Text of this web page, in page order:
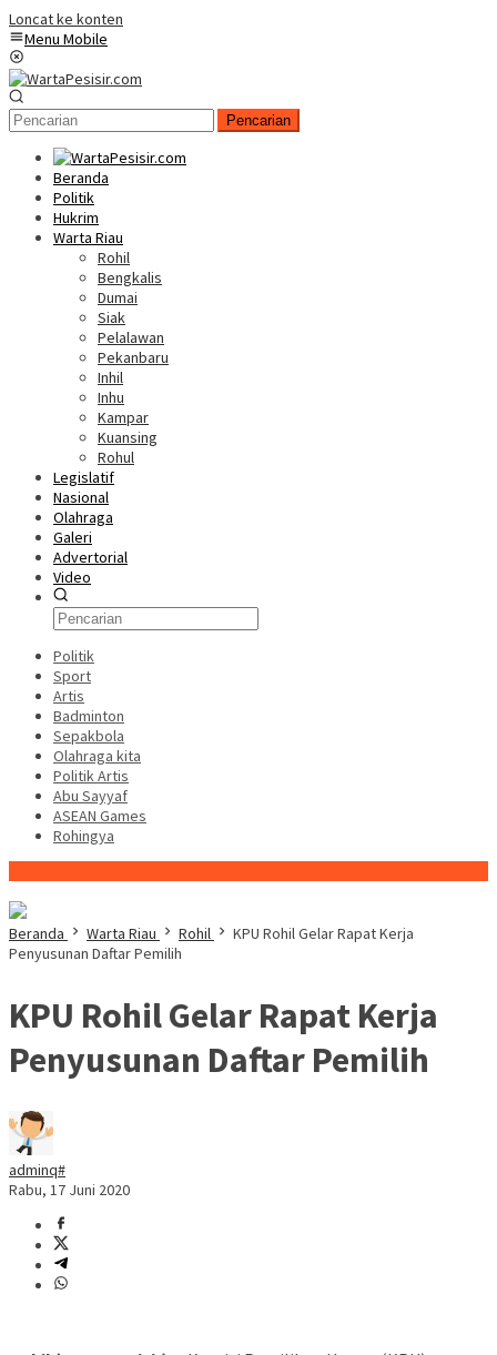
Loncat ke konten
Menu Mobile
Pencarian
Beranda
Politik
Hukrim
Warta Riau
Rohil
Bengkalis
Dumai
Siak
Pelalawan
Pekanbaru
Inhil
Inhu
Kampar
Kuansing
Rohul
Legislatif
Nasional
Olahraga
Galeri
Advertorial
Video
Politik
Sport
Artis
Badminton
Sepakbola
Olahraga kita
Politik Artis
Abu Sayyaf
ASEAN Games
Rohingya
Beranda Warta Riau Rohil
KPU Rohil Gelar Rapat Kerja
Penyusunan Daftar Pemilih
KPU Rohil Gelar Rapat Kerja
Penyusunan Daftar Pemilih
adminq#
Rabu, 17 Juni 2020